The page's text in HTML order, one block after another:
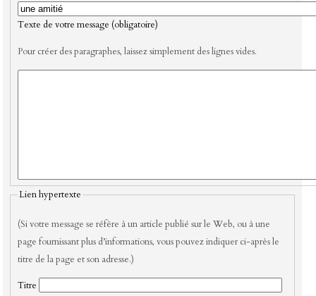
Texte de votre message (obligatoire)
Pour créer des paragraphes, laissez simplement des lignes vides.
Lien hypertexte
(Si votre message se réfère à un article publié sur le Web, ou à une
page fournissant plus d’informations, vous pouvez indiquer ci-après le
titre de la page et son adresse.)
Titre